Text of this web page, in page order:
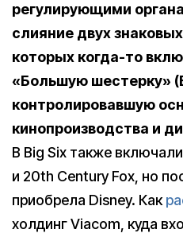
регулирующими
слияние двух
которых когда-то
«Большую шестерку»
контролировавшую
кинопроизводства и
В Big Six также
и 20th Century Fox, но
приобрела Disney. Как
холдинг Viacom, куда